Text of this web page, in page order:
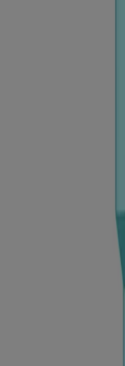
Hat sich aus dem
lässt sich die
über die
Was tun
Um die
gründlichen
Interdentalbürsten
LISTERINE®
Mundspülung gegen
Rundumschutz vor
Nach dem
bildenden Bakterien
schwer zu erreichen
Neubildung von